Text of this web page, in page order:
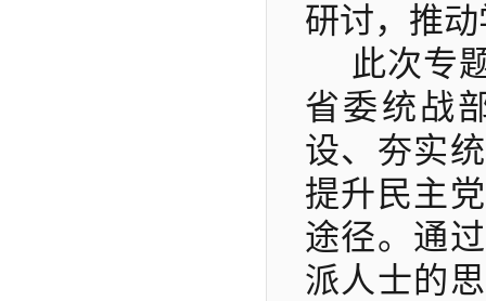
研讨，推
此次专
省委统战
设、夯实
提升民主
途径。通
派人士的